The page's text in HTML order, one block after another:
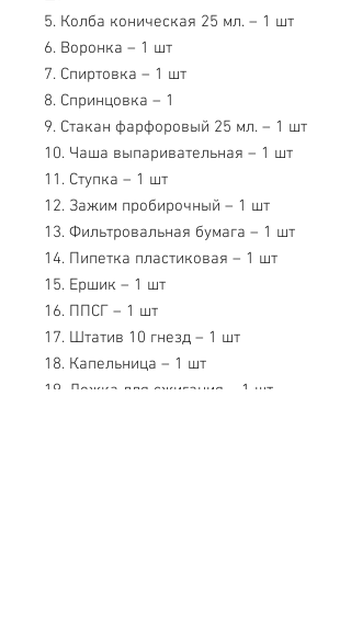
5. Колба коническая 25 мл. – 1 шт
6. Воронка – 1 шт
7. Спиртовка – 1 шт
8. Спринцовка – 1
9. Стакан фарфоровый 25 мл. – 1 шт
10. Чаша выпаривательная – 1 шт
11. Ступка – 1 шт
12. Зажим пробирочный – 1 шт
13. Фильтровальная бумага – 1 шт
14. Пипетка пластиковая – 1 шт
15. Ершик – 1 шт
16. ППСГ – 1 шт
17. Штатив 10 гнезд – 1 шт
18. Капельница – 1 шт
19. Ложка для сжигания – 1 шт